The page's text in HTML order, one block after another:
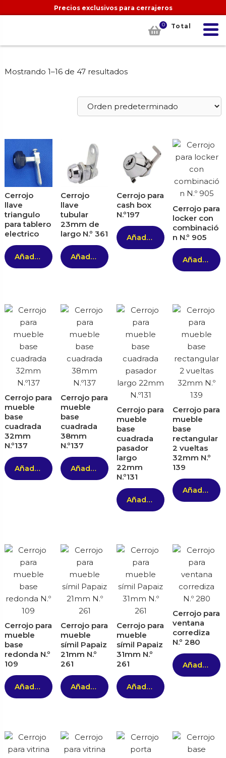
Precios exclusivos para cerrajeros
0 Total
Mostrando 1–16 de 47 resultados
Cerrojo
llave
triangulo
para tablero
electrico
Añadir al carrito
Cerrojo
llave
tubular
23mm de
largo N.º 361
Añadir al carrito
Cerrojo para
cash box
N.º197
Añadir al carrito
Cerrojo para
locker con
combinació
n N.º 905
Añadir al carrito
Cerrojo para
mueble
base
cuadrada
32mm
N.º137
Añadir al carrito
Cerrojo para
mueble
base
cuadrada
38mm
N.º137
Añadir al carrito
Cerrojo para
mueble
base
cuadrada
pasador
largo
22mm
N.º131
Añadir al carrito
Cerrojo para
mueble
base
rectangular
2 vueltas
32mm N.º
139
Añadir al carrito
Cerrojo para
mueble
base
redonda N.º
109
Añadir al carrito
Cerrojo para
mueble
símil Papaiz
21mm N.º
261
Añadir al carrito
Cerrojo para
mueble
símil Papaiz
31mm N.º
261
Añadir al carrito
Cerrojo para
ventana
corrediza
N.º 280
Añadir al carrito